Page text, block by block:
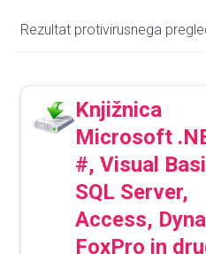
Rezultat protivirusnega
Knjižnica
Microsoft
#, Visual
SQL Server,
Access,
FoxPro in